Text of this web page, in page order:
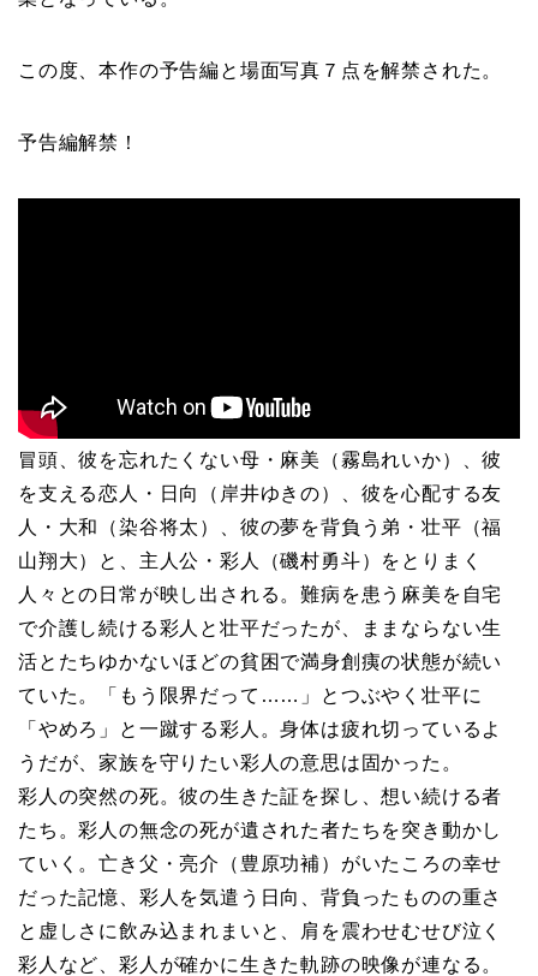
この度、本作の予告編と場面写真７点を解禁された。
予告編解禁！
冒頭、彼を忘れたくない母・麻美（霧島れいか）、彼
を支える恋人・日向（岸井ゆきの）、彼を心配する友
人・大和（染谷将太）、彼の夢を背負う弟・壮平（福
山翔大）と、主人公・彩人（磯村勇斗）をとりまく
人々との日常が映し出される。難病を患う麻美を自宅
で介護し続ける彩人と壮平だったが、ままならない生
活とたちゆかないほどの貧困で満身創痍の状態が続い
ていた。「もう限界だって……」とつぶやく壮平に
「やめろ」と一蹴する彩人。身体は疲れ切っているよ
うだが、家族を守りたい彩人の意思は固かった。
彩人の突然の死。彼の生きた証を探し、想い続ける者
たち。彩人の無念の死が遺された者たちを突き動かし
ていく。亡き父・亮介（豊原功補）がいたころの幸せ
だった記憶、彩人を気遣う日向、背負ったものの重さ
と虚しさに飲み込まれまいと、肩を震わせむせび泣く
彩人など、彩人が確かに生きた軌跡の映像が連なる。